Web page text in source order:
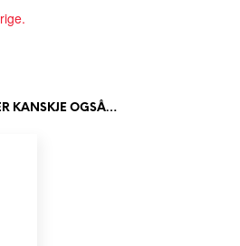
KANSKJE OGSÅ…